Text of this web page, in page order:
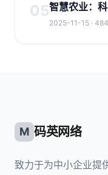
05智慧农业：
2025-11-15 ·
M 码英网络
致力于为中小企业提